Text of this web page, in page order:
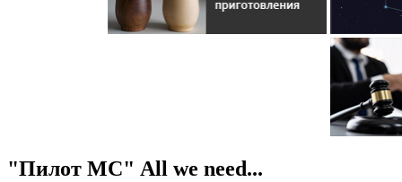
"Пилот МС" All we need...